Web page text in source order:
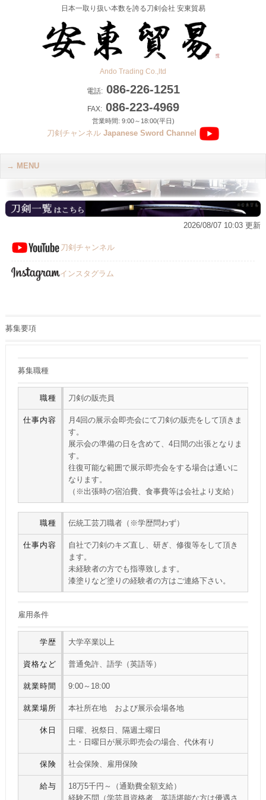
日本一取り扱い本数を誇る刀剣会社 安東貿易
Ando Trading Co.,ltd
電話:086-226-1251
FAX:086-223-4969
営業時間: 9:00～18:00(平日)
刀剣チャンネル Japanese Sword Channel
MENU
2026/08/07 10:03 更新
刀剣チャンネル
インスタグラム
募集要項
募集職種
職種 刀剣の販売員
仕事内容
月4回の展示会即売会にて刀剣の販売をして頂きま
す。
展示会の準備の日を含めて、4日間の出張となりま
す。
往復可能な範囲で展示即売会をする場合は通いに
なります。
（※出張時の宿泊費、食事費等は会社より支給）
職種 伝統工芸刀職者（※学歴問わず）
仕事内容
自社で刀剣のキズ直し、研ぎ、修復等をして頂き
ます。
未経験者の方でも指導致します。
漆塗りなど塗りの経験者の方はご連絡下さい。
雇用条件
学歴 大学卒業以上
資格など 普通免許、語学（英語等）
就業時間 9:00～18:00
就業場所 本社所在地 および展示会場各地
休日
日曜、祝祭日、隔週土曜日
土・日曜日が展示即売会の場合、代休有り
保険 社会保険、雇用保険
給与
18万5千円～（通勤費全額支給）
経験不問（学芸員資格者、英語堪能な方は優遇さ